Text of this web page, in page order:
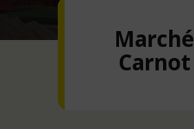
Marché
Carnot